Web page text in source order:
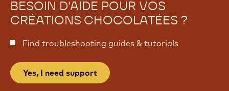
i
s
o
i
BESOIN D'AIDE POUR VOS
CRÉATIONS CHOCOLATÉES ?
Find troubleshooting guides & tutorials
Yes, I need support